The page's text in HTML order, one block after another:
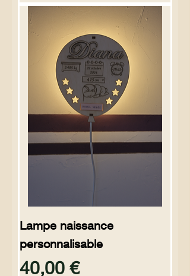
Lampe naissance
personnalisable
Preço
40,00 €